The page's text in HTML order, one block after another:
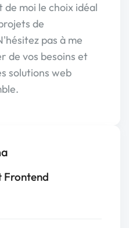
moi le choix idéal
de
pas à me
de vos besoins et
solutions web
Frontend